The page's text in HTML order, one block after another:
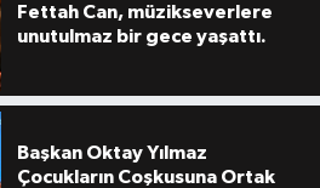
Fettah Can, müzikseverlere
unutulmaz bir gece yaşattı.
Başkan Oktay Yılmaz
Çocukların Coşkusuna Ortak